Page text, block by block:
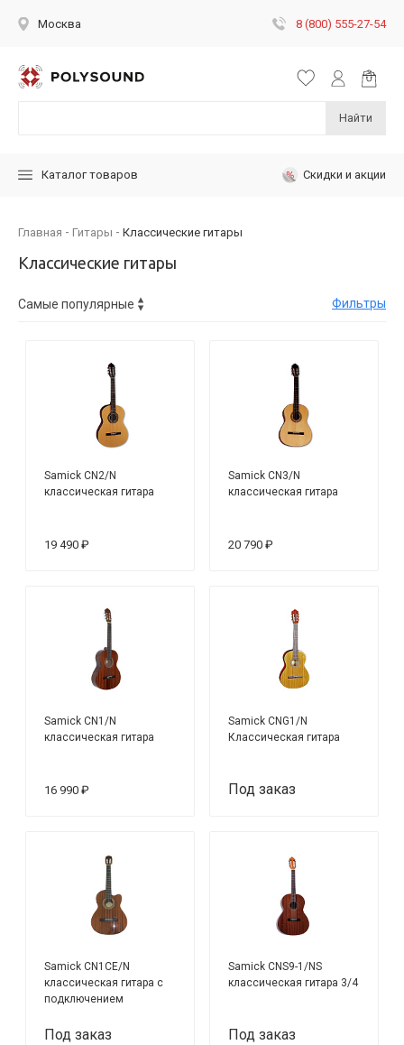
Москва 8 (800) 555-27-54
Найти
Каталог товаров Скидки и акции
Главная Гитары Классические гитары
Классические гитары
Фильтры
Samick CN2/N
классическая гитара
19 490 ₽
Samick CN3/N
классическая гитара
20 790 ₽
Samick CN1/N
классическая гитара
16 990 ₽
Samick CNG1/N
Классическая гитара
Под заказ
Samick CN1CE/N
классическая гитара с
подключением
Под заказ
Samick CNS9-1/NS
классическая гитара 3/4
Под заказ